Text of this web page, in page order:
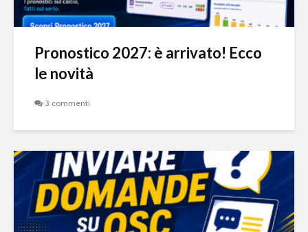
Pronostico 2027: è arrivato! Ecco
le novità
3 commenti